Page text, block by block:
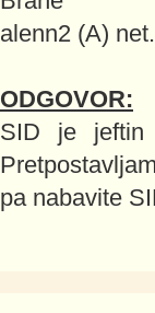
alenn2 (A)
ODGOVOR:
SID je jeftin
pa nabavite